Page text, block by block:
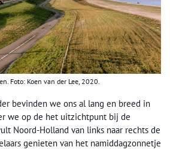
Foto: Koen van der Lee, 2020.
bevinden we ons al lang en breed in
we op de het uitzichtpunt bij de
Noord-Holland van links naar rechts de
genieten van het namiddagzonnetje